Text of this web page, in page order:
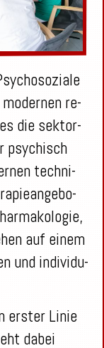
re­
die sek­tor­
psy­chisch
tech­ni­
auf einem
und in­di­vi­du­
ers­ter Linie
dabei